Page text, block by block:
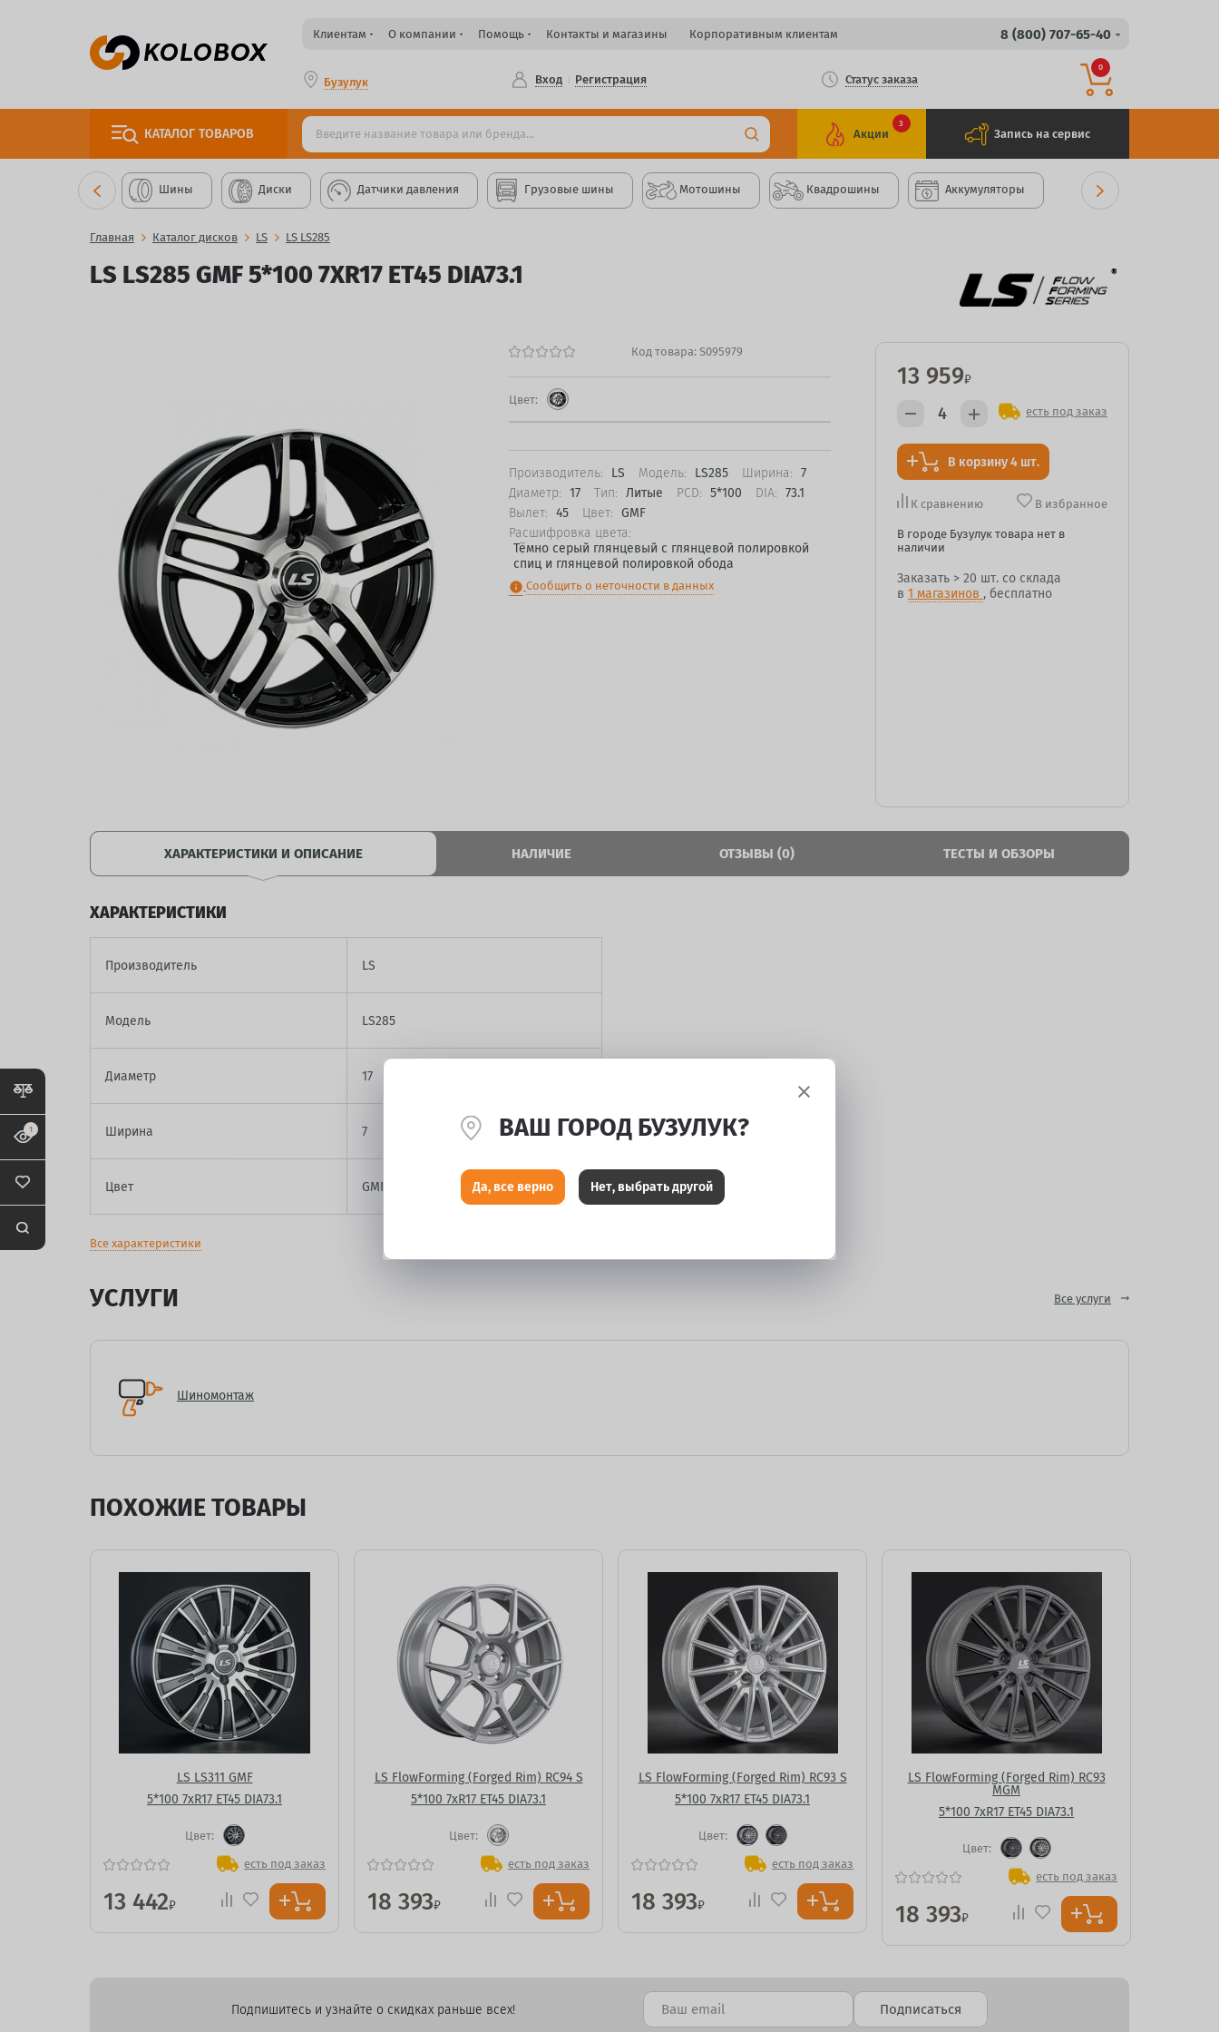
Клиентам О компании Помощь Контакты и магазины Корпоративным клиентам 8 (800) 707-65-40
Бузулук Вход Регистрация Статус заказа
0
КАТАЛОГ ТОВАРОВ Акции
3
Запись на сервис
Шины Диски Датчики давления Грузовые шины Мотошины Квадрошины Аккумуляторы
Главная Каталог дисков LS LS LS285
LS LS285 GMF 5*100 7XR17 ET45 DIA73.1
Код товара: S095979
Цвет:
Производитель: LS Модель: LS285 Ширина: 7
Диаметр: 17 Тип: Литые PCD: 5*100 DIA: 73.1
Вылет: 45 Цвет: GMF
Расшифровка цвета:
Тёмно серый глянцевый с глянцевой полировкой
спиц и глянцевой полировкой обода
info Сообщить о неточности в данных
13 959₽
есть под заказ
В корзину 4 шт.
К сравнению В избранное
В городе Бузулук товара нет в
наличии
Заказать > 20 шт. со склада
в 1 магазинов , бесплатно
ХАРАКТЕРИСТИКИ И ОПИСАНИЕ НАЛИЧИЕ ОТЗЫВЫ (0) ТЕСТЫ И ОБЗОРЫ
ХАРАКТЕРИСТИКИ
Производитель LS
Модель LS285
Диаметр 17
Ширина 7
Цвет GMF
Все характеристики
УСЛУГИ Все услуги
Шиномонтаж
ПОХОЖИЕ ТОВАРЫ
LS LS311 GMF
5*100 7xR17 ET45 DIA73.1
Цвет:
есть под заказ
13 442₽
LS FlowForming (Forged Rim) RC94 S
5*100 7xR17 ET45 DIA73.1
Цвет:
есть под заказ
18 393₽
LS FlowForming (Forged Rim) RC93 S
5*100 7xR17 ET45 DIA73.1
Цвет:
есть под заказ
18 393₽
LS FlowForming (Forged Rim) RC93
MGM
5*100 7xR17 ET45 DIA73.1
Цвет:
есть под заказ
18 393₽
Подпишитесь и узнайте о скидках раньше всех! Подписаться
1 ВАШ ГОРОД БУЗУЛУК?
Да, все верно Нет, выбрать другой